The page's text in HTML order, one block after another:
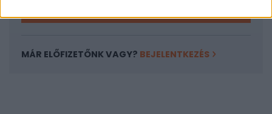
MÁR ELŐFIZETŐNK VAGY? BEJELENTKEZÉS